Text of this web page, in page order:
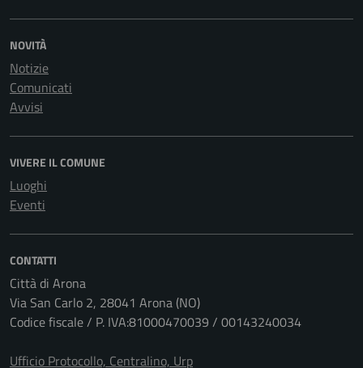
NOVITÀ
Notizie
Comunicati
Avvisi
VIVERE IL COMUNE
Luoghi
Eventi
CONTATTI
Città di Arona
Via San Carlo 2, 28041 Arona (NO)
Codice fiscale / P. IVA:81000470039 / 00143240034
Ufficio Protocollo, Centralino, Urp